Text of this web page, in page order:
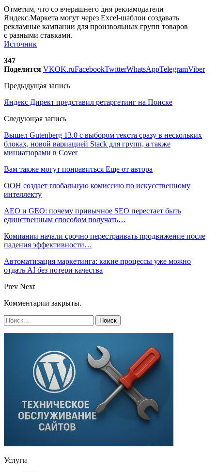
Отметим, что со вчерашнего дня рекламодатели
Яндекс.Маркета могут через Excel-шаблон создавать
рекламные кампании для произвольных групп товаров
с разными ставками.
Источник
347
Поделится VKOK.ruFacebookTwitterWhatsAppTelegramViber
Предыдущая запись
Яндекс Директ представил ретаргетинг на Поиске
Следующая запись
Вышел Gutenberg 13.0 с выбором текста сразу в нескольких
блоках, новой вариацией Stack для групп, а также
миниатюрами в Cover
Вам также могут понравиться Еще от автора
ООН создает глобальную комиссию по искусственному
интеллекту
AEO и GEO: почему привычное SEO перестает быть
единственным способом получать…
Компании начали срочно перестраивать продвижение после
падения эффективности…
Автоматизация маркетинга: какие процессы уже можно
отдать AI без потери качества
Prev Next
Комментарии закрыты.
Услуги